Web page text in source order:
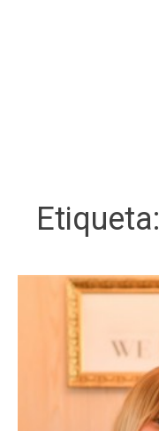
Etiqueta: